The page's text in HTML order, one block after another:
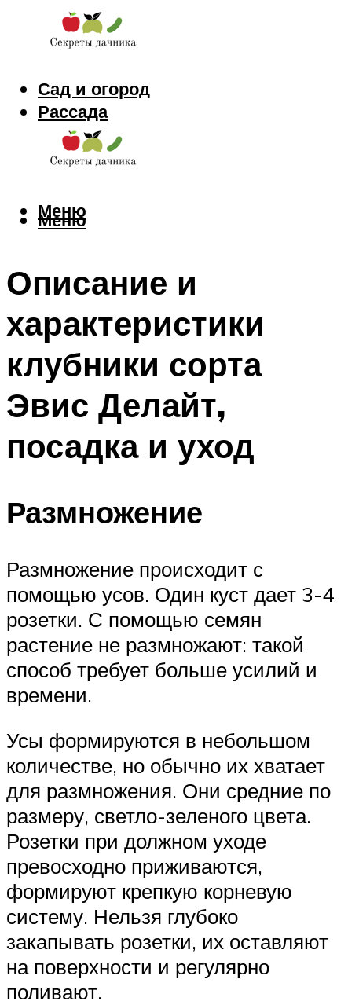
Сад и огород
Рассада
Цветы
Заготовки
Меню
Меню
Описание и
характеристики
клубники сорта
Эвис Делайт,
посадка и уход
Размножение
Размножение происходит с
помощью усов. Один куст дает 3-4
розетки. С помощью семян
растение не размножают: такой
способ требует больше усилий и
времени.
Усы формируются в небольшом
количестве, но обычно их хватает
для размножения. Они средние по
размеру, светло-зеленого цвета.
Розетки при должном уходе
превосходно приживаются,
формируют крепкую корневую
систему. Нельзя глубоко
закапывать розетки, их оставляют
на поверхности и регулярно
поливают.